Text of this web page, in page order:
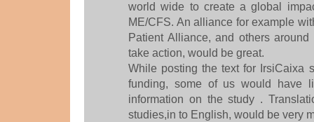
world wide to create a global
ME/CFS. An alliance for example
Patient Alliance, and others
take action, would be great.
While posting the text for IrsiCaixa
funding, some of us would have
information on the study .
studies,in to English, would be very